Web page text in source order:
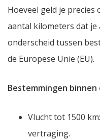
Hoeveel geld je
aantal kilometers dat
onderscheid tussen
de Europese Unie (EU).
Bestemmingen binnen
Vlucht tot 1500 km:
vertraging.